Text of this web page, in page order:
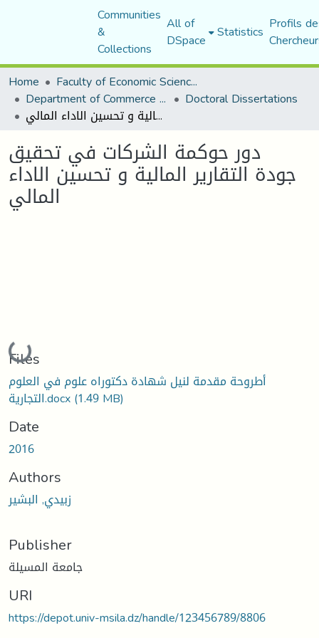
Communities
&
Collections
All of
DSpace Statistics Profils
Home
Faculty of Economic Sciences, Commerce and Management Sciences
Department of Commerce Science Doctoral Dissertations
دور حوكمة الشركات في تحقيق جودة التقارير المالية و تحسين الاداء المالي
دور حوكمة الشركات في تحقيق
جودة التقارير المالية و تحسين الاداء
المالي
Loading...
Files
أطروحة مقدمة لنيل شهادة دكتوراه علوم في العلوم
التجارية.docx(1.49 MB)
Date
2016
Authors
زبيدي, البشير
Publisher
جامعة المسيلة
URI
https://depot.univ-msila.dz/handle/123456789/8806